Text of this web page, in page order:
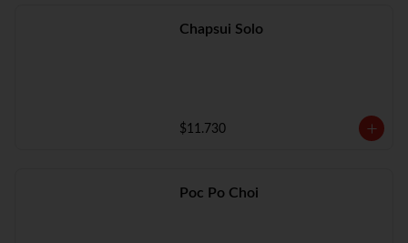
Chapsui Solo
$11.730
Poc Po Choi